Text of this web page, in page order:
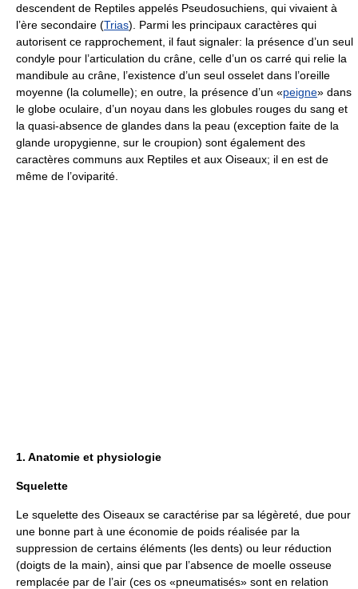
descendent de Reptiles appelés Pseudosuchiens, qui vivaient à
l’ère secondaire (Trias). Parmi les principaux caractères qui
autorisent ce rapprochement, il faut signaler: la présence d’un seul
condyle pour l’articulation du crâne, celle d’un os carré qui relie la
mandibule au crâne, l’existence d’un seul osselet dans l’oreille
moyenne (la columelle); en outre, la présence d’un «peigne» dans
le globe oculaire, d’un noyau dans les globules rouges du sang et
la quasi-absence de glandes dans la peau (exception faite de la
glande uropygienne, sur le croupion) sont également des
caractères communs aux Reptiles et aux Oiseaux; il en est de
même de l’oviparité.
1. Anatomie et physiologie
Squelette
Le squelette des Oiseaux se caractérise par sa légèreté, due pour
une bonne part à une économie de poids réalisée par la
suppression de certains éléments (les dents) ou leur réduction
(doigts de la main), ainsi que par l’absence de moelle osseuse
remplacée par de l’air (ces os «pneumatisés» sont en relation